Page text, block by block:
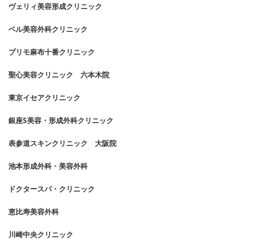
ヴェリィ美容形成クリニック
ベル美容外科クリニック
プリモ麻布十番クリニック
聖心美容クリニック 六本木院
東京イセアクリニック
銀座S美容・形成外科クリニック
表参道スキンクリニック 大阪院
池本形成外科・美容外科
ドクタースパ・クリニック
恵比寿美容外科
川崎中央クリニック